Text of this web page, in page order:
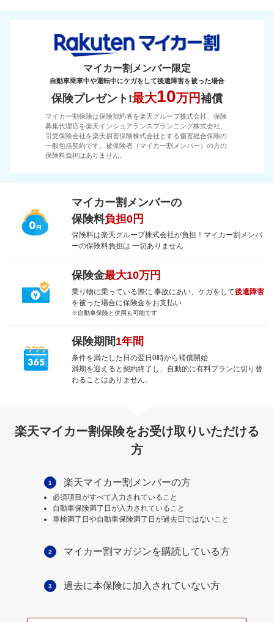
マイカー割メンバー限定
自動車乗車中や運転中にケガをして後遺障害を被った場合
保険プレゼント!最大10万円補償
マイカー割保険は保険契約者を楽天グループ株式会社、保険
募集代理店を楽天インシュアランスプランニング株式会社、
引受保険会社を楽天損害保険株式会社とする傷害総合保険の
一般包括契約です。被保険者（マイカー割メンバー）の方の
保険料負担はありません。
マイカー割メンバーの
保険料負担0円
保険料は楽天グループ株式会社が負担！マイカー割メンバ
ーの保険料負担は 一切ありません
保険金最大10万円
乗り物に乗っている際に 事故にあい、ケガをして後遺障害
を被った場合に保険金をお支払い
※自動車保険と併用も可能です
保険期間1年間
条件を満たした日の翌日0時から補償開始
満期を迎えると契約終了し、自動的に有料プランに切り替
わることはありません。
楽天マイカー割保険をお受け取りいただける
方
1 楽天マイカー割メンバーの方
必須項目がすべて入力されていること
自動車保険満了日が入力されていること
車検満了日や自動車保険満了日が過去日ではないこと
2 マイカー割マガジンを購読している方
3 過去に本保険に加入されていない方